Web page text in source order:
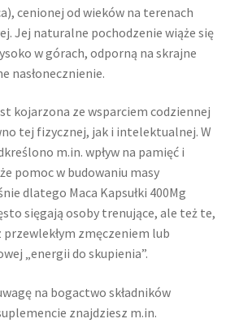
cenionej od wieków na terenach
Jej naturalne pochodzenie wiąże się
w górach, odporną na skrajne
nasłonecznienie.
kojarzona ze wsparciem codziennej
tej fizycznej, jak i intelektualnej. W
m.in. wpływ na pamięć i
pomoc w budowaniu masy
dlatego Maca Kapsułki 400Mg
sięgają osoby trenujące, ale też te,
zmęczeniem lub
„energii do skupienia”.
na bogactwo składników
znajdziesz m.in.